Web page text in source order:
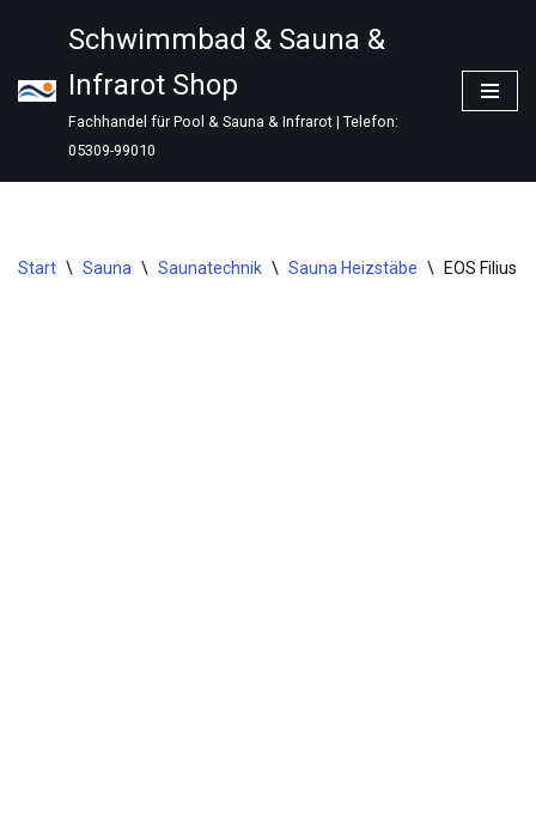
Inhalt
springen
Schwimmbad & Sauna &
Infrarot Shop
Fachhandel für Pool & Sauna & Infrarot | Telefon:
05309-99010
Start \ Sauna \ Saunatechnik \ Sauna Heizstäbe \ EOS Filius